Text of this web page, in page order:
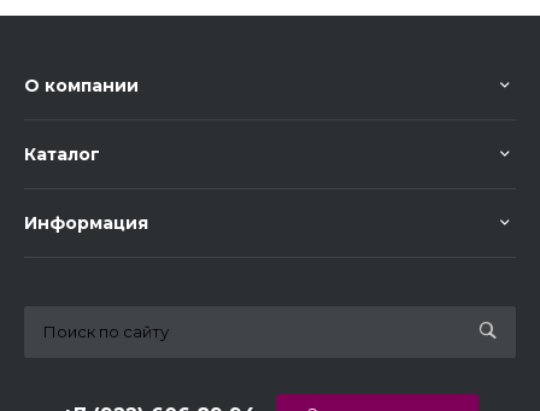
О компании
Каталог
Информация